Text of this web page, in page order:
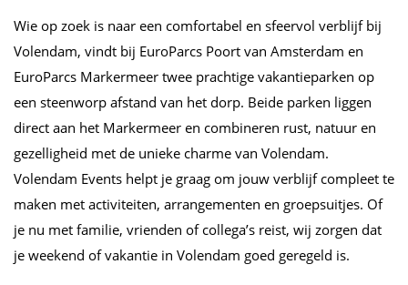
Wie op zoek is naar een comfortabel en sfeervol verblijf bij
Volendam, vindt bij EuroParcs Poort van Amsterdam en
EuroParcs Markermeer twee prachtige vakantieparken op
een steenworp afstand van het dorp. Beide parken liggen
direct aan het Markermeer en combineren rust, natuur en
gezelligheid met de unieke charme van Volendam.
Volendam Events helpt je graag om jouw verblijf compleet te
maken met activiteiten, arrangementen en groepsuitjes. Of
je nu met familie, vrienden of collega’s reist, wij zorgen dat
je weekend of vakantie in Volendam goed geregeld is.